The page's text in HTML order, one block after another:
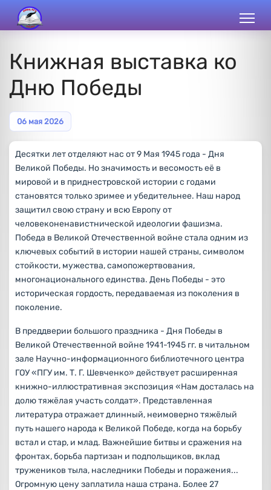
Книжная выставка ко
Дню Победы
06 мая 2026
Десятки лет отделяют нас от 9 Мая 1945 года - Дня
Великой Победы. Но значимость и весомость её в
мировой и в приднестровской истории с годами
становятся только зримее и убедительнее. Наш народ
защитил свою страну и всю Европу от
человеконенавистнической идеологии фашизма.
Победа в Великой Отечественной войне стала одним из
ключевых событий в истории нашей страны, символом
стойкости, мужества, самопожертвования,
многонационального единства. День Победы - это
историческая гордость, передаваемая из поколения в
поколение.
В преддверии большого праздника - Дня Победы в
Великой Отечественной войне 1941-1945 гг. в читальном
зале Научно-информационного библиотечного центра
ГОУ «ПГУ им. Т. Г. Шевченко» действует расширенная
книжно-иллюстративная экспозиция «Нам досталась на
долю тяжёлая участь солдат». Представленная
литература отражает длинный, неимоверно тяжёлый
путь нашего народа к Великой Победе, когда на борьбу
встал и стар, и млад. Важнейшие битвы и сражения на
фронтах, борьба партизан и подпольщиков, вклад
тружеников тыла, наследники Победы и поражения...
Огромную цену заплатила наша страна. Более 27